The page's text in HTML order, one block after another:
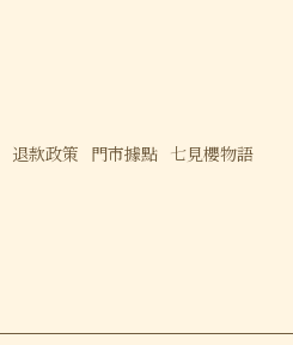
退款政策 門市據點 七見櫻物語